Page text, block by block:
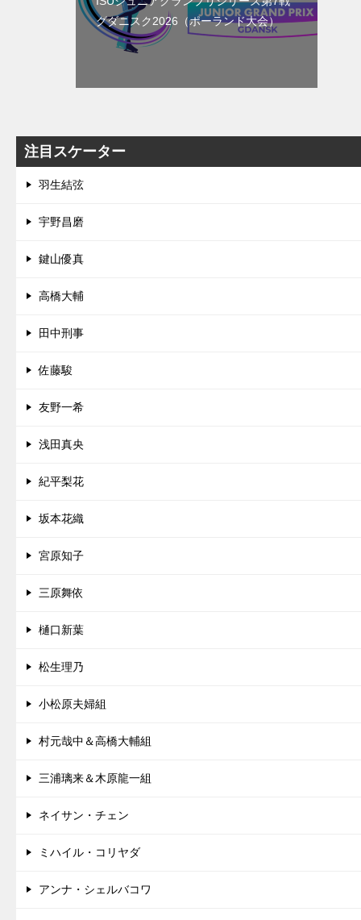
グダニスク2026（ポーランド大会）
注目スケーター
羽生結弦
宇野昌磨
鍵山優真
高橋大輔
田中刑事
佐藤駿
友野一希
浅田真央
紀平梨花
坂本花織
宮原知子
三原舞依
樋口新葉
松生理乃
小松原夫婦組
村元哉中＆高橋大輔組
三浦璃来＆木原龍一組
ネイサン・チェン
ミハイル・コリヤダ
アンナ・シェルバコワ